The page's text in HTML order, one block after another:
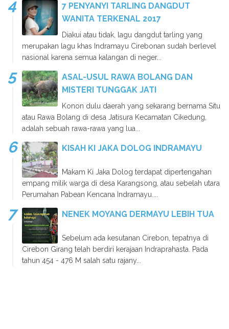
7 PENYANYI TARLING DANGDUT
WANITA TERKENAL 2017
Diakui atau tidak, lagu dangdut tarling yang
merupakan lagu khas Indramayu Cirebonan sudah berlevel
nasional karena semua kalangan di neger...
ASAL-USUL RAWA BOLANG DAN
MISTERI TUNGGAK JATI
Konon dulu daerah yang sekarang bernama Situ
atau Rawa Bolang di desa Jatisura Kecamatan Cikedung,
adalah sebuah rawa-rawa yang lua...
KISAH KI JAKA DOLOG INDRAMAYU
Makam Ki Jaka Dolog terdapat dipertengahan
empang milik warga di desa Karangsong, atau sebelah utara
Perumahan Pabean Kencana Indramayu....
NENEK MOYANG DERMAYU LEBIH TUA
Sebelum ada kesutanan Cirebon, tepatnya di
Cirebon Girang telah berdiri kerajaan Indraprahasta. Pada
tahun 454 - 476 M salah satu rajany...